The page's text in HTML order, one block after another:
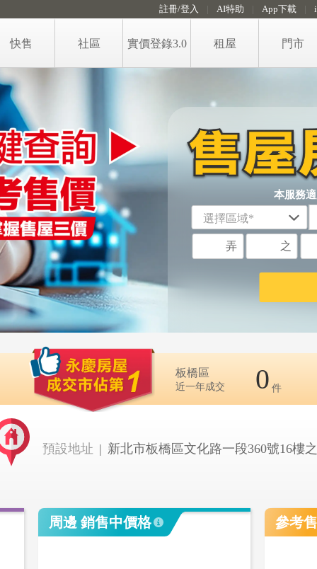
註冊/登入 AI特助 App下載
快售
屋房價即時算
費房價諮詢留言
屋知識
費試算
局圖工具
社區 實價登錄3.0 租屋
政大永慶租金行情地圖
代租代管服務
門市
本服務
弄 之
板橋區
近一年成交 0 件
預設地址 | 新北市板橋區文化路一段360號16樓
周邊 銷售中價格 參考